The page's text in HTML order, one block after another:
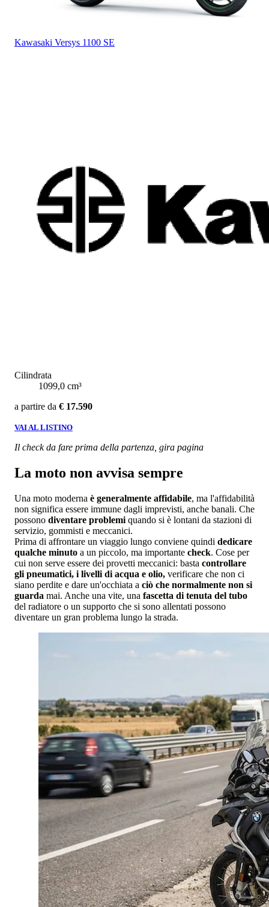
Kawasaki Versys 1100 SE
Cilindrata
1099,0 cm³
a partire da € 17.590
VAI AL LISTINO
Il check da fare prima della partenza, gira pagina
La moto non avvisa sempre
Una moto moderna è generalmente affidabile, ma l'affidabilità
non significa essere immune dagli imprevisti, anche banali. Che
possono diventare problemi quando si è lontani da stazioni di
servizio, gommisti e meccanici.
Prima di affrontare un viaggio lungo conviene quindi dedicare
qualche minuto a un piccolo, ma importante check. Cose per
cui non serve essere dei provetti meccanici: basta controllare
gli pneumatici, i livelli di acqua e olio, verificare che non ci
siano perdite e dare un'occhiata a ciò che normalmente non si
guarda mai. Anche una vite, una fascetta di tenuta del tubo
del radiatore o un supporto che si sono allentati possono
diventare un gran problema lungo la strada.